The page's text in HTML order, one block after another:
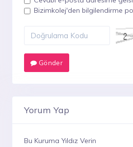
Bizimkolej'den bilgilendirme
Gönder
Yorum Yap
Bu Kuruma Yıldız Verin